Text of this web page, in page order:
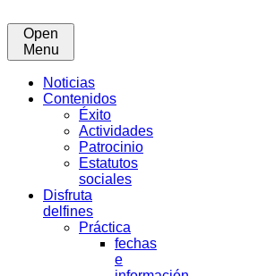
Open
Menu
Noticias
Contenidos
Éxito
Actividades
Patrocinio
Estatutos
sociales
Disfruta
delfines
Práctica
fechas
e